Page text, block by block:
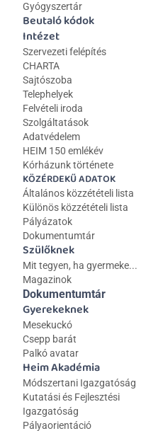
Gyógyszertár
Beutaló kódok
Intézet
Szervezeti felépítés
CHARTA
Sajtószoba
Telephelyek
Felvételi iroda
Szolgáltatások
Adatvédelem
HEIM 150 emlékév
Kórházunk története
KÖZÉRDEKŰ ADATOK
Általános közzétételi lista
Különös közzétételi lista
Pályázatok
Dokumentumtár
Szülőknek
Mit tegyen, ha gyermeke...
Magazinok
Gyerekeknek
Mesekuckó
Csepp barát
Palkó avatar
Heim Akadémia
Módszertani Igazgatóság
Kutatási és Fejlesztési
Igazgatóság
Pályaorientáció
Dokumentumtár